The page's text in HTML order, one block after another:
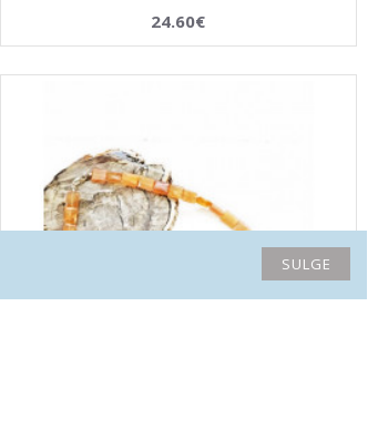
24.60€
SULGE